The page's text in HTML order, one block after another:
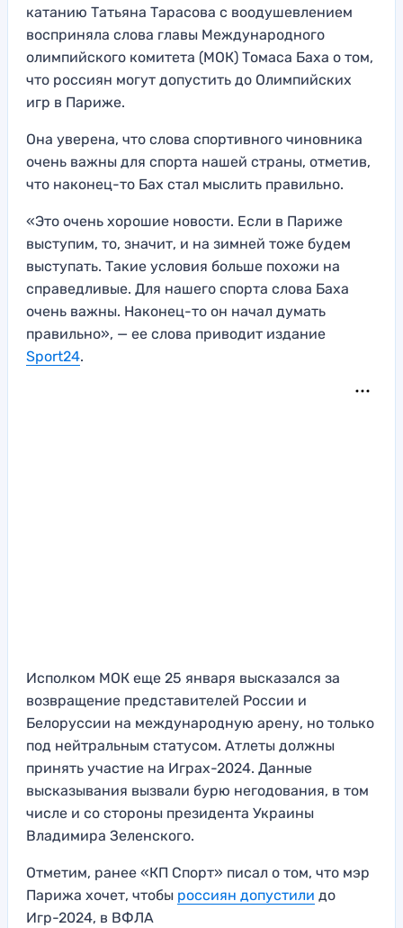
катанию Татьяна Тарасова с воодушевлением
восприняла слова главы Международного
олимпийского комитета (МОК) Томаса Баха о том,
что россиян могут допустить до Олимпийских
игр в Париже.
Она уверена, что слова спортивного чиновника
очень важны для спорта нашей страны, отметив,
что наконец-то Бах стал мыслить правильно.
«Это очень хорошие новости. Если в Париже
выступим, то, значит, и на зимней тоже будем
выступать. Такие условия больше похожи на
справедливые. Для нашего спорта слова Баха
очень важны. Наконец-то он начал думать
правильно», — ее слова приводит издание
Sport24.
Исполком МОК еще 25 января высказался за
возвращение представителей России и
Белоруссии на международную арену, но только
под нейтральным статусом. Атлеты должны
принять участие на Играх-2024. Данные
высказывания вызвали бурю негодования, в том
числе и со стороны президента Украины
Владимира Зеленского.
Отметим, ранее «КП Спорт» писал о том, что мэр
Парижа хочет, чтобы россиян допустили до
Игр-2024, в ВФЛА